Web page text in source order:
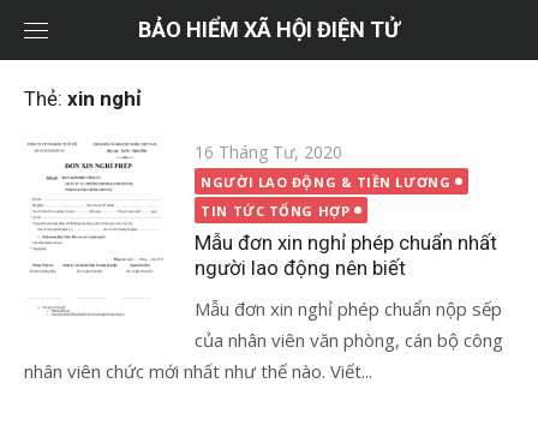
dung
BẢO HIỂM XÃ HỘI ĐIỆN TỬ
Thẻ: xin nghỉ
Đăng
vào
16 Tháng Tư, 2020
NGƯỜI LAO ĐỘNG & TIỀN LƯƠNG
TIN TỨC TỔNG HỢP
Mẫu đơn xin nghỉ phép chuẩn nhất
người lao động nên biết
Mẫu đơn xin nghỉ phép chuẩn nộp sếp
của nhân viên văn phòng, cán bộ công
nhân viên chức mới nhất như thế nào. Viết...